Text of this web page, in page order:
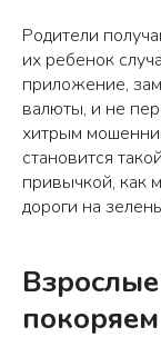
Родители
их ребенок
приложение,
валюты, и не
хитрым
становится
привычкой, как
дороги на